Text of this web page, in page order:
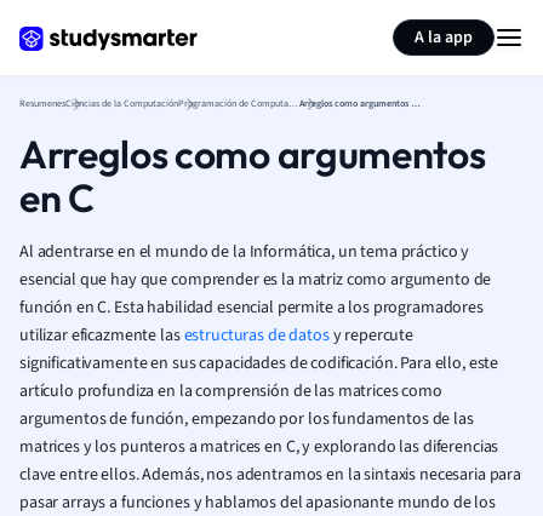
A la app
ResumenesCiencias de la Computación Programación de Computadoras Arreglos como argumentos en C
Arreglos como argumentos
en C
Al adentrarse en el mundo de la Informática, un tema práctico y
esencial que hay que comprender es la matriz como argumento de
función en C. Esta habilidad esencial permite a los programadores
utilizar eficazmente lasestructuras de datosy repercute
significativamente en sus capacidades de codificación. Para ello, este
artículo profundiza en la comprensión de las matrices como
argumentos de función, empezando por los fundamentos de las
matrices y los punteros a matrices en C, y explorando las diferencias
clave entre ellos. Además, nos adentramos en la sintaxis necesaria para
pasar arrays a funciones y hablamos del apasionante mundo de los
Resumir página